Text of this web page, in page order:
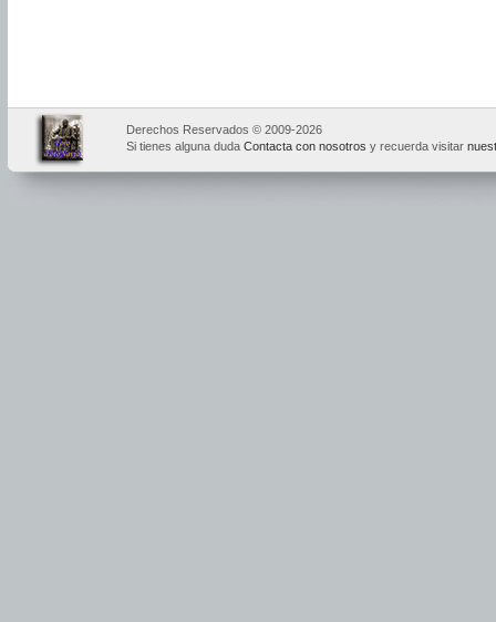
Derechos Reservados © 2009-2026
Si tienes alguna duda Contacta con nosotros y recuerda visitar